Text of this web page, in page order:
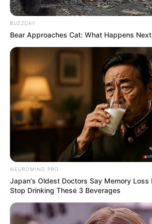
BUZZDAY
Bear Approaches Cat: What Happens
NEUROMIND PRO
Japan's Oldest Doctors Say Memory
Stop Drinking These 3 Beverages